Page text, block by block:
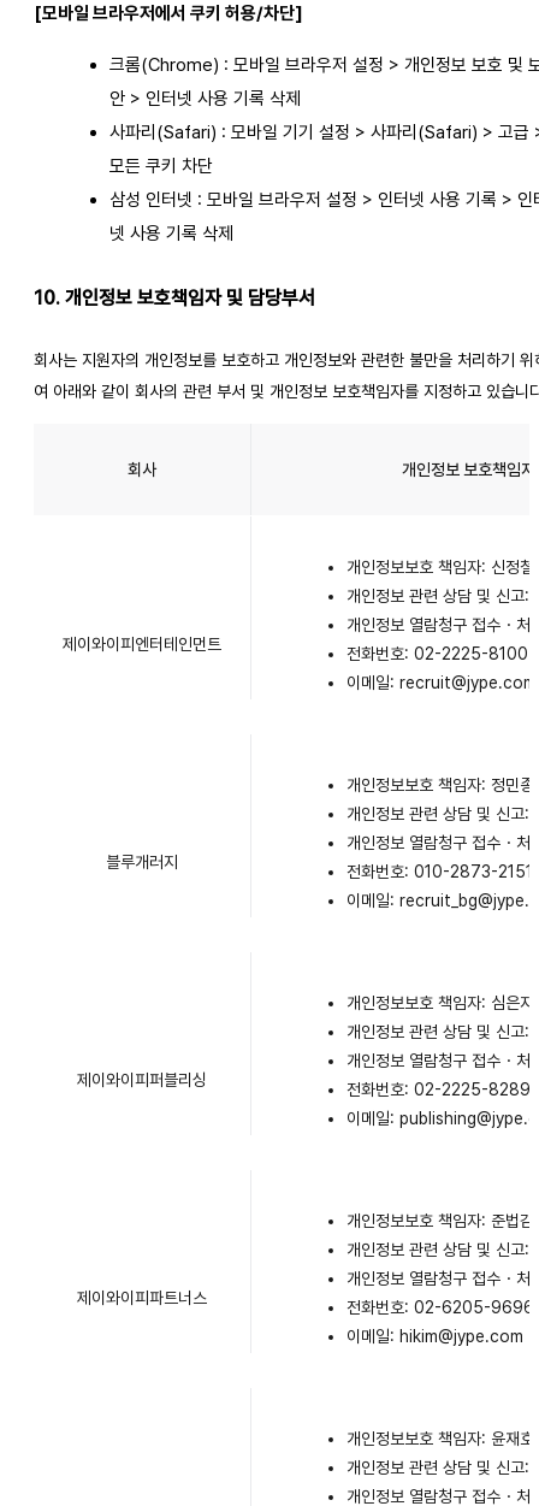
[모바일 브라우저에서 쿠키 허용/차단]
크롬(Chrome) : 모바일 브라우저 설정 > 개인정보 보호 및
안 > 인터넷 사용 기록 삭제
사파리(Safari) : 모바일 기기 설정 > 사파리(Safari) > 고급
모든 쿠키 차단
삼성 인터넷 : 모바일 브라우저 설정 > 인터넷 사용 기록 > 인
넷 사용 기록 삭제
10. 개인정보 보호책임자 및 담당부서
회사는 지원자의 개인정보를 보호하고 개인정보와 관련한 불만을 처리하기 위
여 아래와 같이 회사의 관련 부서 및 개인정보 보호책임자를 지정하고 있습니
회사 개인정보 보호책임
제이와이피엔터테인먼트
개인정보보호 책임자: 신정철
개인정보 관련 상담 및 신고:
개인정보 열람청구 접수・처
전화번호: 02-2225-8100
이메일: recruit@jype.com
블루개러지
개인정보보호 책임자: 정민종
개인정보 관련 상담 및 신고:
개인정보 열람청구 접수・처
전화번호: 010-2873-2151
이메일:
제이와이피퍼블리싱
개인정보보호 책임자: 심은지
개인정보 관련 상담 및 신고:
개인정보 열람청구 접수・처
전화번호: 02-2225-8289
이메일:
제이와이피파트너스
개인정보보호 책임자: 준법감
개인정보 관련 상담 및 신고:
개인정보 열람청구 접수・처
전화번호: 02-6205-9696
이메일: hikim@jype.com
개인정보보호 책임자: 윤재호
개인정보 관련 상담 및 신고:
개인정보 열람청구 접수・처